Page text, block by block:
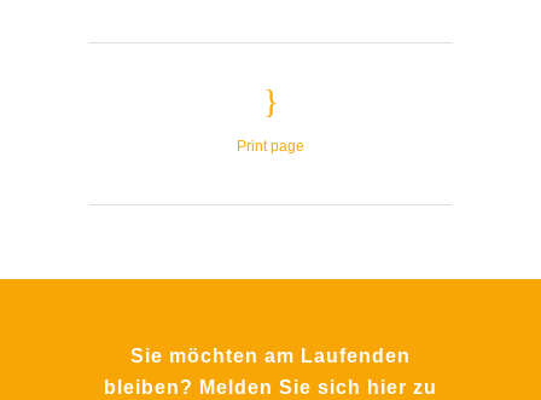
Print page
Sie möchten am Laufenden
bleiben? Melden Sie sich hier zu